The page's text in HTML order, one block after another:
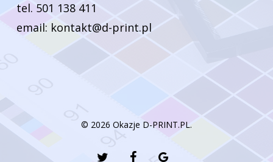
tel. 501 138 411
email: kontakt@d-print.pl
© 2026 Okazje D-PRINT.PL.
twitter facebookgoogle-